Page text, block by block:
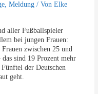
,Meldung / VonElke
aller Fußballspieler
bei jungen Frauen:
zwischen 25 und
sind 19 Prozent mehr
der Deutschen
geht.